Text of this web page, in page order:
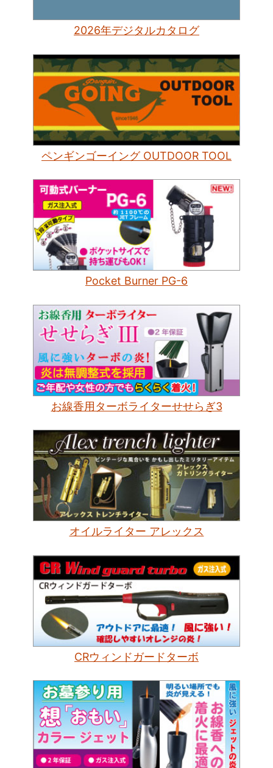
2026年デジタルカタログ
ペンギンゴーイング OUTDOOR TOOL
Pocket Burner PG-6
お線香用ターボライターせせらぎ3
オイルライター アレックス
CRウィンドガードターボ